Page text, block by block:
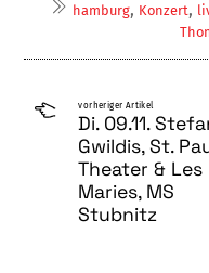
hamburg, Konzert,
vorheriger Artikel
Di. 09.11.
Gwildis, St.
Theater & Les
Maries, MS
Stubnitz